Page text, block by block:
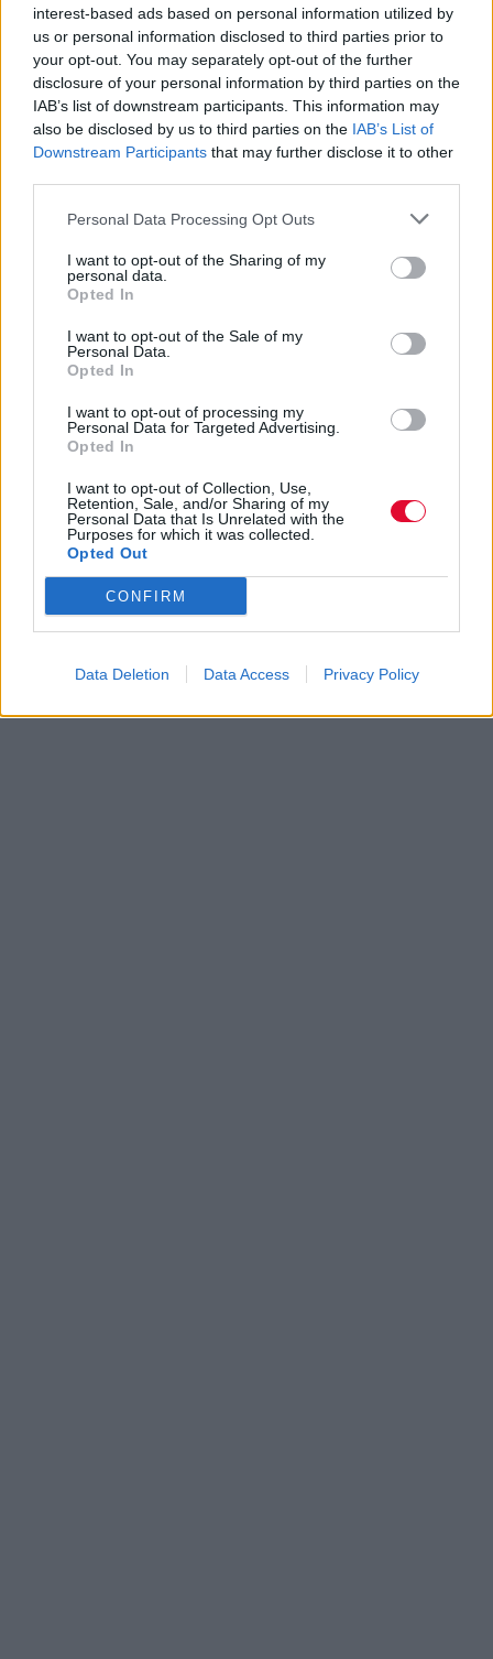
interest-based ads based on personal information utilized by
us or personal information disclosed to third parties prior to
your opt-out. You may separately opt-out of the further
disclosure of your personal information by third parties on the
IAB’s list of downstream participants. This information may
also be disclosed by us to third parties on the IAB’s List of
Downstream Participants that may further disclose it to other
Personal Data Processing Opt Outs
I want to opt-out of the Sharing of my
personal data.
Opted In
I want to opt-out of the Sale of my
Personal Data.
Opted In
I want to opt-out of processing my
Personal Data for Targeted Advertising.
Opted In
I want to opt-out of Collection, Use,
Retention, Sale, and/or Sharing of my
Personal Data that Is Unrelated with the
Purposes for which it was collected.
Opted Out
CONFIRM
Data Deletion Data Access Privacy Policy